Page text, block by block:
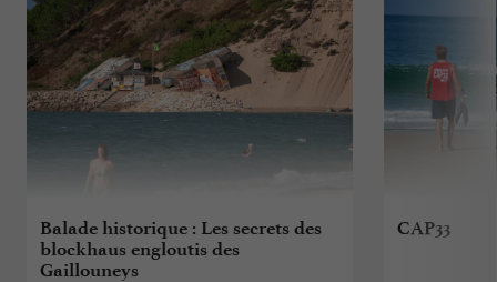
Balade historique : Les secrets des
blockhaus engloutis des
Gaillouneys
CAP33